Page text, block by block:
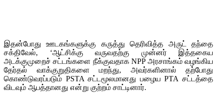
இதன்போது ஊடகங்களுக்கு கருத்து தெரிவித்த அருட் தந்தை
சக்திவேல், ‘ஆட்சிக்கு வருவதற்கு முன்னர் இத்தகைய
அடக்குமுறைச் சட்டங்களை நீக்குவதாக NPP அரசாங்கம் வழங்கிய
தேர்தல் வாக்குறுதிகளை மறந்து, அவர்களினால் தற்போது
கொண்டுவரப்படும் PSTA சட்டமூலமானது பழைய PTA சட்டத்தை
விடவும் ஆபத்தானது என்று குற்றம் சாட்டினார்.